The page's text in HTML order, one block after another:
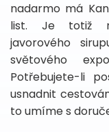
nadarmo má
list. Je totiž
javorového
světového
Potřebujete-li
usnadnit
to umíme s